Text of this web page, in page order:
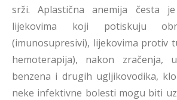
srži. Aplastična anemija česta
lijekovima koji potiskuju
(imunosupresivi), lijekovima protiv
hemoterapija), nakon zračenja,
benzena i drugih ugljikovodika,
neke infektivne bolesti mogu biti